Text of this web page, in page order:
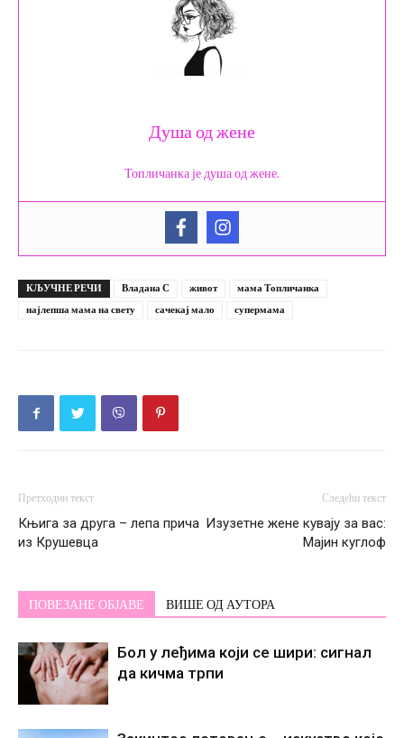
Душа од жене
Топличанка је душа од жене.
КЉУЧНЕ РЕЧИ Владана С живот
мама Топличанка
најлепша мама на свету
сачекај мало супермама
Претходни текст
Књига за друга – лепа прича
из Крушевца
Следећи текст
Изузетне жене кувају за вас:
Мајин куглоф
ПОВЕЗАНЕ ОБЈАВЕ ВИШЕ ОД АУТОРА
Бол у леђима који се шири: сигнал
да кичма трпи